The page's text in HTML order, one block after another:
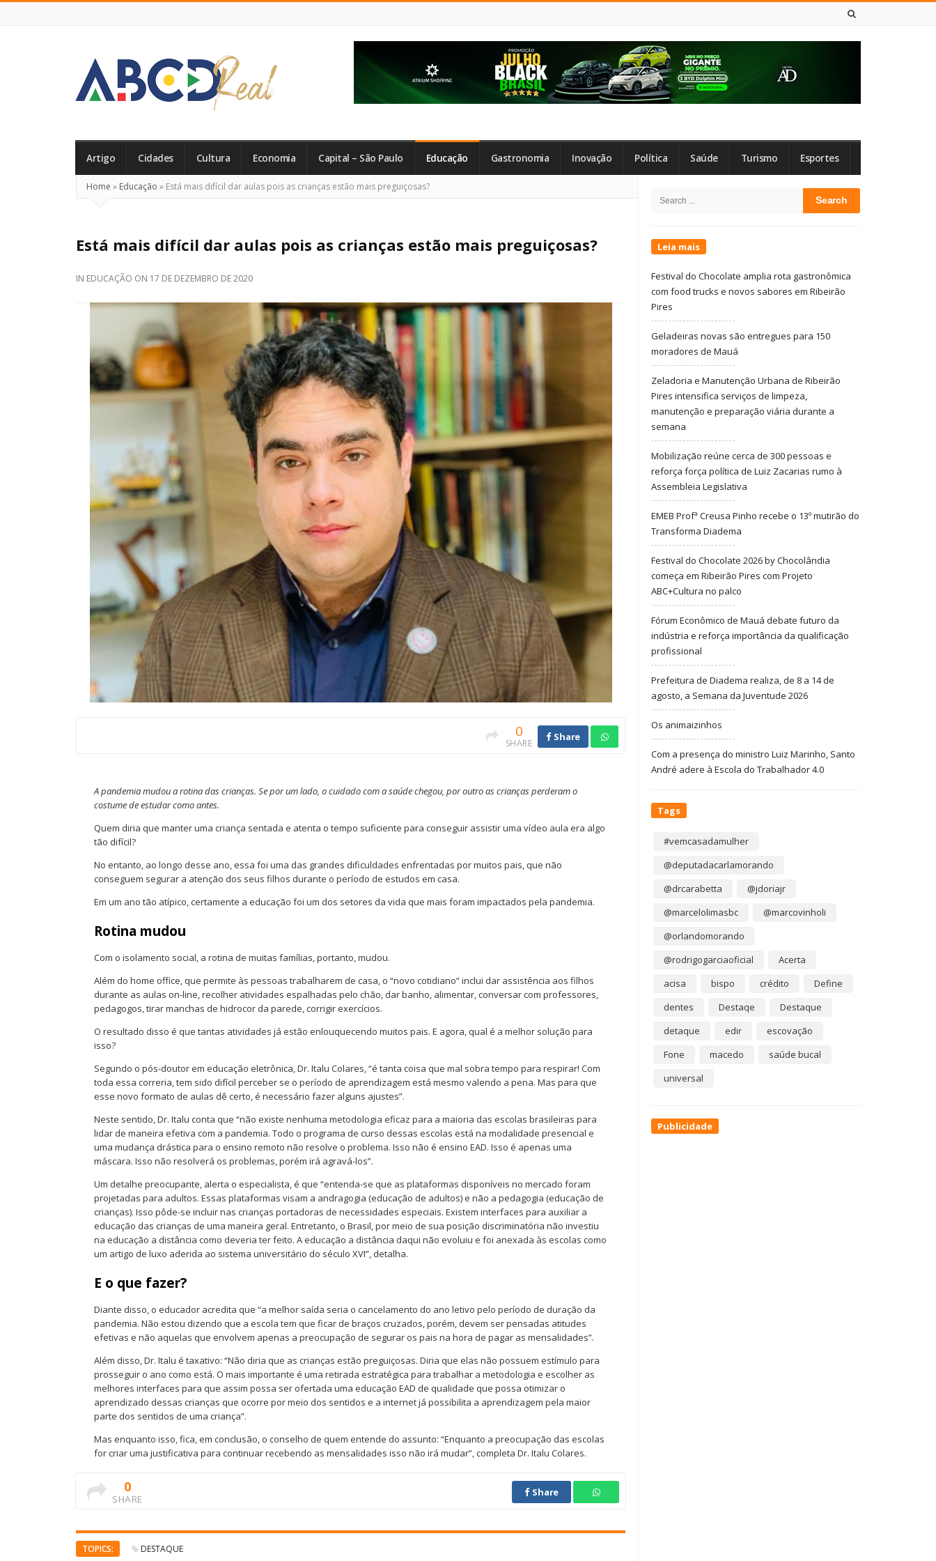
Real
Artigo Cidades Cultura Economia Capital – São Paulo Educação Gastronomia Inovação Política Saúde Turismo Esportes
Home » Educação » Está mais difícil dar aulas pois as crianças estão mais preguiçosas?
Está mais difícil dar aulas pois as crianças estão mais preguiçosas?
IN EDUCAÇÃO ON 17 DE DEZEMBRO DE 2020
0
SHARE
Share
A pandemia mudou a rotina das crianças. Se por um lado, o cuidado com a saúde chegou, por outro as crianças perderam o
costume de estudar como antes.
Quem diria que manter uma criança sentada e atenta o tempo suficiente para conseguir assistir uma vídeo aula era algo
tão difícil?
No entanto, ao longo desse ano, essa foi uma das grandes dificuldades enfrentadas por muitos pais, que não
conseguem segurar a atenção dos seus filhos durante o período de estudos em casa.
Em um ano tão atípico, certamente a educação foi um dos setores da vida que mais foram impactados pela pandemia.
Rotina mudou
Com o isolamento social, a rotina de muitas famílias, portanto, mudou.
Além do home office, que permite às pessoas trabalharem de casa, o “novo cotidiano” inclui dar assistência aos filhos
durante as aulas on-line, recolher atividades espalhadas pelo chão, dar banho, alimentar, conversar com professores,
pedagogos, tirar manchas de hidrocor da parede, corrigir exercícios.
O resultado disso é que tantas atividades já estão enlouquecendo muitos pais. E agora, qual é a melhor solução para
isso?
Segundo o pós-doutor em educação eletrônica, Dr. Italu Colares, “é tanta coisa que mal sobra tempo para respirar! Com
toda essa correria, tem sido difícil perceber se o período de aprendizagem está mesmo valendo a pena. Mas para que
esse novo formato de aulas dê certo, é necessário fazer alguns ajustes”.
Neste sentido, Dr. Italu conta que “não existe nenhuma metodologia eficaz para a maioria das escolas brasileiras para
lidar de maneira efetiva com a pandemia. Todo o programa de curso dessas escolas está na modalidade presencial e
uma mudança drástica para o ensino remoto não resolve o problema. Isso não é ensino EAD. Isso é apenas uma
máscara. Isso não resolverá os problemas, porém irá agravá-los”.
Um detalhe preocupante, alerta o especialista, é que “entenda-se que as plataformas disponíveis no mercado foram
projetadas para adultos. Essas plataformas visam a andragogia (educação de adultos) e não a pedagogia (educação de
crianças). Isso pôde-se incluir nas crianças portadoras de necessidades especiais. Existem interfaces para auxiliar a
educação das crianças de uma maneira geral. Entretanto, o Brasil, por meio de sua posição discriminatória não investiu
na educação a distância como deveria ter feito. A educação a distância daqui não evoluiu e foi anexada às escolas como
um artigo de luxo aderida ao sistema universitário do século XVI”, detalha.
E o que fazer?
Diante disso, o educador acredita que “a melhor saída seria o cancelamento do ano letivo pelo período de duração da
pandemia. Não estou dizendo que a escola tem que ficar de braços cruzados, porém, devem ser pensadas atitudes
efetivas e não aquelas que envolvem apenas a preocupação de segurar os pais na hora de pagar as mensalidades”.
Além disso, Dr. Italu é taxativo: “Não diria que as crianças estão preguiçosas. Diria que elas não possuem estímulo para
prosseguir o ano como está. O mais importante é uma retirada estratégica para trabalhar a metodologia e escolher as
melhores interfaces para que assim possa ser ofertada uma educação EAD de qualidade que possa otimizar o
aprendizado dessas crianças que ocorre por meio dos sentidos e a internet já possibilita a aprendizagem pela maior
parte dos sentidos de uma criança”.
Mas enquanto isso, fica, em conclusão, o conselho de quem entende do assunto: “Enquanto a preocupação das escolas
for criar uma justificativa para continuar recebendo as mensalidades isso não irá mudar”, completa Dr. Italu Colares.
0
SHARE
Share
TOPICS: DESTAQUE
Sidebar
Search
Leia mais
Festival do Chocolate amplia rota gastronômica
com food trucks e novos sabores em Ribeirão
Pires
Geladeiras novas são entregues para 150
moradores de Mauá
Zeladoria e Manutenção Urbana de Ribeirão
Pires intensifica serviços de limpeza,
manutenção e preparação viária durante a
semana
Mobilização reúne cerca de 300 pessoas e
reforça força política de Luiz Zacarias rumo à
Assembleia Legislativa
EMEB Profª Creusa Pinho recebe o 13º mutirão do
Transforma Diadema
Festival do Chocolate 2026 by Chocolândia
começa em Ribeirão Pires com Projeto
ABC+Cultura no palco
Fórum Econômico de Mauá debate futuro da
indústria e reforça importância da qualificação
profissional
Prefeitura de Diadema realiza, de 8 a 14 de
agosto, a Semana da Juventude 2026
Os animaizinhos
Com a presença do ministro Luiz Marinho, Santo
André adere à Escola do Trabalhador 4.0
Tags
#vemcasadamulher
@deputadacarlamorando
@drcarabetta
@jdoriajr
@marcelolimasbc
@marcovinholi
@orlandomorando
@rodrigogarciaoficial
Acerta
acisa
bispo crédito
Define
dentes
Destaqe
Destaque
detaque
edir
escovação
Fone
macedo
saúde bucal
universal
Publicidade